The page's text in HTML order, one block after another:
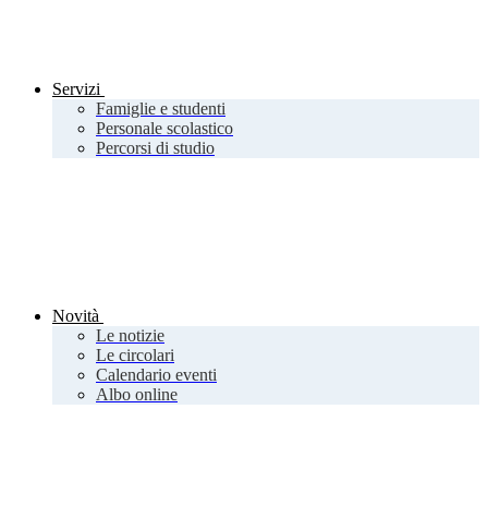
Servizi
Famiglie e studenti
Personale scolastico
Percorsi di studio
Novità
Le notizie
Le circolari
Calendario eventi
Albo online